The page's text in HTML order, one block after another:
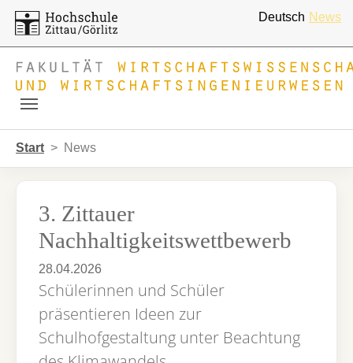
Deutsch News
Start News
3. Zittauer
Nachhaltigkeitswettbewerb
28.04.2026
Schülerinnen und Schüler
präsentieren Ideen zur
Schulhofgestaltung unter Beachtung